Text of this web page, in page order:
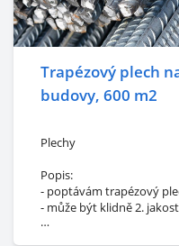
Trapézový plech
budovy, 600 m2
Plechy
Popis:
- poptávám trapézový
- může být klidně 2. jakost